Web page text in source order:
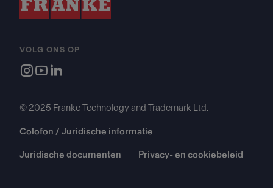
VOLG ONS OP
© 2025 Franke Technology and Trademark Ltd.
Colofon / Juridische informatie
Juridische documenten Privacy- en cookiebeleid